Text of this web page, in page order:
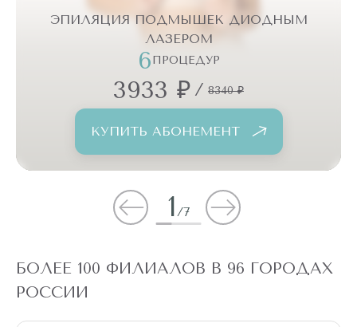
ЭПИЛЯЦИЯ ПОДМЫШЕК ДИОДНЫМ
ЛАЗЕРОМ
6ПРОЦЕДУР
3933 ₽ / 8340 ₽
КУПИТЬ АБОНЕМЕНТ
1/7
БОЛЕЕ 100 ФИЛИАЛОВ В 96 ГОРОДАХ
РОССИИ